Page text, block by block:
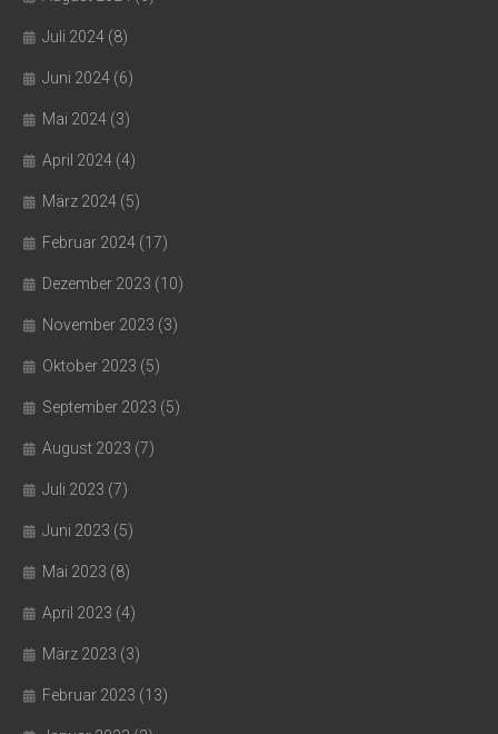
Juli 2024 (8)
Juni 2024 (6)
Mai 2024 (3)
April 2024 (4)
März 2024 (5)
Februar 2024 (17)
Dezember 2023 (10)
November 2023 (3)
Oktober 2023 (5)
September 2023 (5)
August 2023 (7)
Juli 2023 (7)
Juni 2023 (5)
Mai 2023 (8)
April 2023 (4)
März 2023 (3)
Februar 2023 (13)